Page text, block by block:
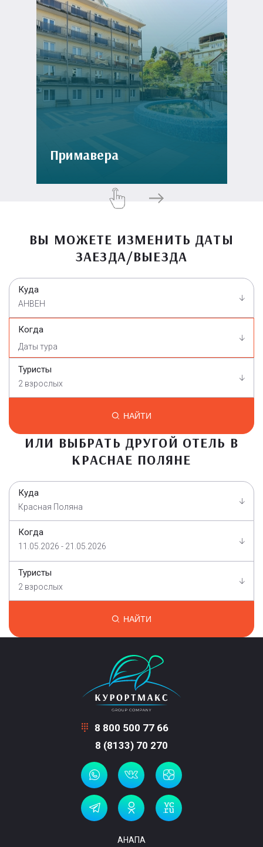
Примавера
ВЫ МОЖЕТЕ ИЗМЕНИТЬ ДАТЫ
ЗАЕЗДА/ВЫЕЗДА
Куда
АНВЕН
Когда
Туристы
2 взрослых
НАЙТИ
ИЛИ ВЫБРАТЬ ДРУГОЙ ОТЕЛЬ В
КРАСНАЕ ПОЛЯНЕ
Куда
Красная Поляна
Когда
11.05.2026 - 21.05.2026
Туристы
2 взрослых
НАЙТИ
8 800 500 77 66
8 (8133) 70 270
АНАПА